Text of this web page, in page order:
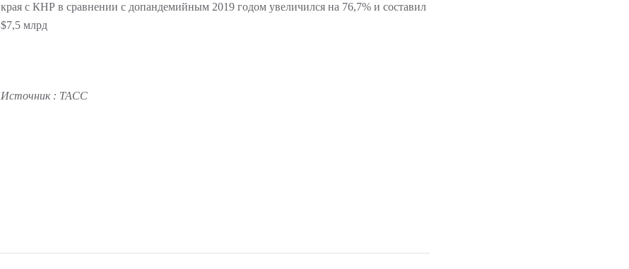
края с КНР в сравнении с допандемийным 2019 годом увеличился на 76,7% и составил
$7,5 млрд
Источник : ТАСС